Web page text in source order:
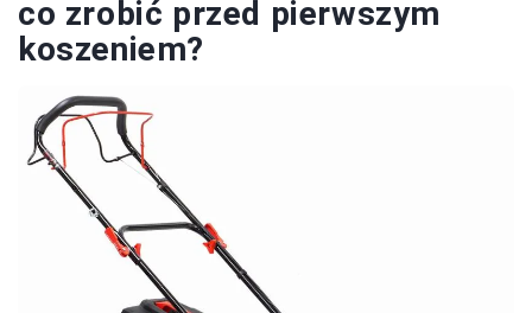
co zrobić przed pierwszym
koszeniem?